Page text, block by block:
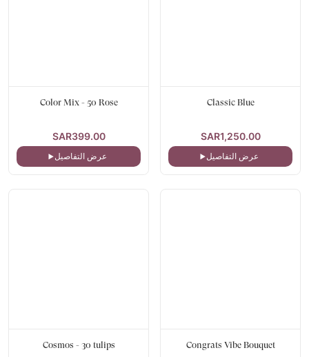
Classic Blue
SAR1,250.00
عرض التفاصيل
Color Mix - 50 Rose
SAR399.00
عرض التفاصيل
Congrats Vibe Bouquet
Cosmos - 30 tulips